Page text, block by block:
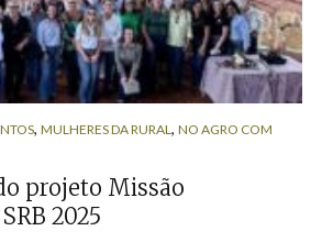
, MULHERES DA RURAL , NO AGRO COM
projeto Missão
2025